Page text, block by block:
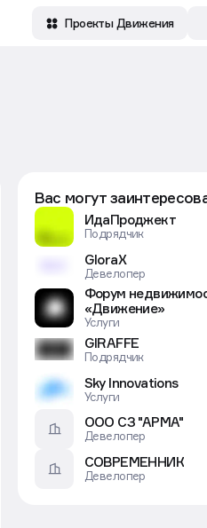
Проекты Движения
Вас могут
ИдаПроджект
Подрядчик
GloraX
Девелопер
Форум
«Движение»
Услуги
ООО «Дрим
Агентство
УК-Девелопмент
Агентство
ООО "Техстрой"
Застройщик
Millionmeters
Агентство